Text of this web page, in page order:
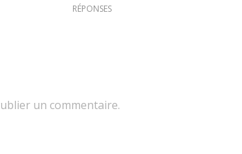
RÉPONSES
un commentaire.